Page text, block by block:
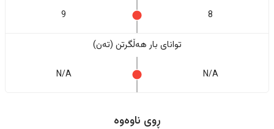
8
9
تواناى بار هەڵگرتن (تەن)
N/A
N/A
ڕوی ناوەوە